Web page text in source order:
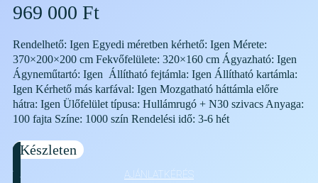
969 000 Ft
Rendelhető: Igen Egyedi méretben kérhető: Igen Mérete:
370×200×200 cm Fekvőfelülete: 320×160 cm Ágyazható: Igen
Ágyneműtartó: Igen Állítható fejtámla: Igen Állítható kartámla:
Igen Kérhető más karfával: Igen Mozgatható háttámla előre
hátra: Igen Ülőfelület típusa: Hullámrugó + N30 szivacs Anyaga:
100 fajta Színe: 1000 szín Rendelési idő: 3-6 hét
Készleten
AJÁNLATKÉRÉS